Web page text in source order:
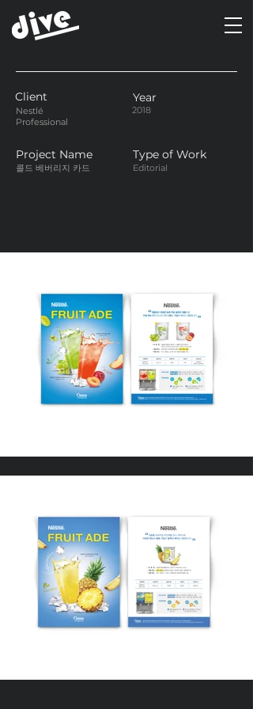
Client
Nestlé
Professional
Year
2018
Project Name
콜드 베버리지 카드
Type of Work
Editorial